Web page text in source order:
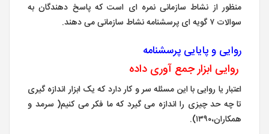
منظور از نشاط سازمانی نمره ای است که پاسخ دهندگان به
سوالات ۷ گویه ای پرسشنامه نشاط سازمانی می دهند.
روایی و پایایی پرسشنامه
روایی ابزار جمع آوری داده
اعتبار یا روایی با این مسئله سر و کار دارد که یک ابزار اندازه گیری
تا چه حد چیزی را اندازه می گیرد که ما فکر می کنیم( سرمد و
همکاران،۱۳۹۰).